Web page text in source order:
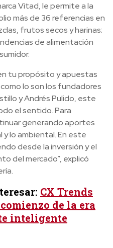
Vitad, le permite a la
más de 36 referencias en
frutos secos y harinas;
de alimentación
tu propósito y apuestas
lo son los fundadores
y Andrés Pulido, este
el sentido. Para
generando aportes
y lo ambiental. En este
desde la inversión y el
del mercado”, explicó
CX Trends
de la era
inteligente